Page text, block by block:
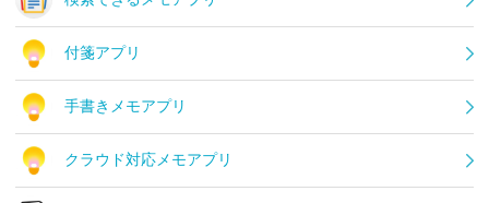
付箋アプリ
手書きメモアプリ
クラウド対応メモアプリ